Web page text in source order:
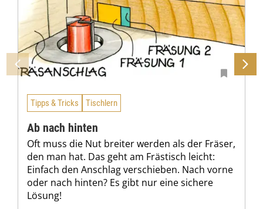
Tipps & Tricks Tischlern
Ab nach hinten
Oft muss die Nut breiter werden als der Fräser,
den man hat. Das geht am Frästisch leicht:
Einfach den Anschlag verschieben. Nach vorne
oder nach hinten? Es gibt nur eine sichere
Lösung!